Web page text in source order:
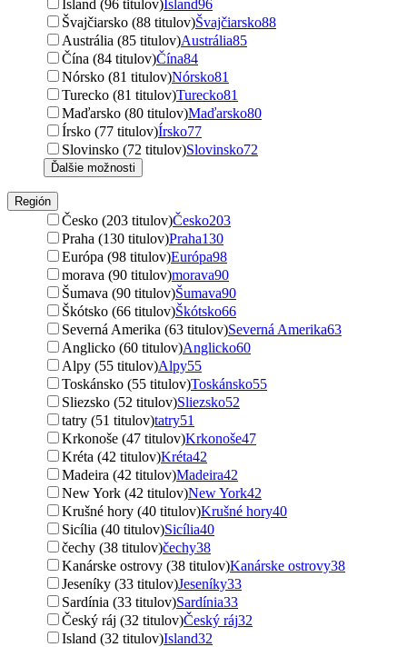
Island (96 titulov)Island96
Švajčiarsko (88 titulov)Švajčiarsko88
Austrália (85 titulov)Austrália85
Čína (84 titulov)Čína84
Nórsko (81 titulov)Nórsko81
Turecko (81 titulov)Turecko81
Maďarsko (80 titulov)Maďarsko80
Írsko (77 titulov)Írsko77
Slovinsko (72 titulov)Slovinsko72
Ďalšie možnosti
Región
Česko (203 titulov)Česko203
Praha (130 titulov)Praha130
Európa (98 titulov)Európa98
morava (90 titulov)morava90
Šumava (90 titulov)Šumava90
Škótsko (66 titulov)Škótsko66
Severná Amerika (63 titulov)Severná Amerika63
Anglicko (60 titulov)Anglicko60
Alpy (55 titulov)Alpy55
Toskánsko (55 titulov)Toskánsko55
Sliezsko (52 titulov)Sliezsko52
tatry (51 titulov)tatry51
Krkonoše (47 titulov)Krkonoše47
Kréta (42 titulov)Kréta42
Madeira (42 titulov)Madeira42
New York (42 titulov)New York42
Krušné hory (40 titulov)Krušné hory40
Sicília (40 titulov)Sicília40
čechy (38 titulov)čechy38
Kanárske ostrovy (38 titulov)Kanárske ostrovy38
Jeseníky (33 titulov)Jeseníky33
Sardínia (33 titulov)Sardínia33
Český ráj (32 titulov)Český ráj32
Island (32 titulov)Island32